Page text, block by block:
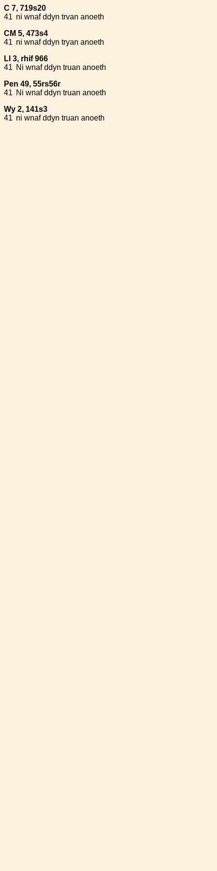
C 7, 719s20
41 ni wnaf ddyn trvan anoeth
CM 5, 473s4
41 ni wnaf ddyn tryan anoeth
Ll 3, rhif 966
41 Ni wnaf ddyn truan anoeth
Pen 49, 55rs56r
41 Ni wnaf ddyn truan anoeth
Wy 2, 141s3
41 ni wnaf ddyn truan anoeth